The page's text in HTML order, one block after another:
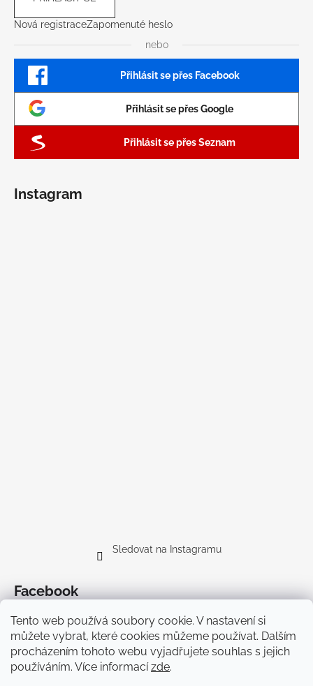
Tento web používá soubory cookie. V nastavení si
můžete vybrat, které cookies můžeme používat. Dalším
procházením tohoto webu vyjadřujete souhlas s jejich
používáním. Více informacízde.
Nová registraceZapomenuté heslo
nebo
Přihlásit se přes Facebook
Přihlásit se přes Google
Přihlásit se přes Seznam
Instagram
Sledovat na Instagramu
Facebook
Doprava